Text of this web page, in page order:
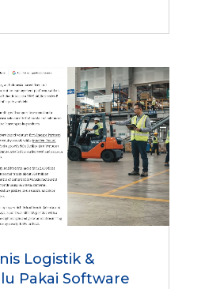
Logistik &
Pakai Software